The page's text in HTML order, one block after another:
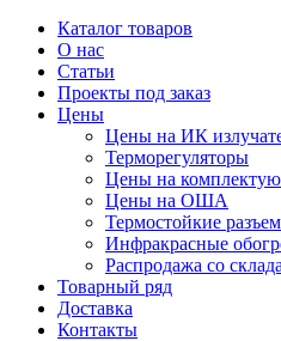
Каталог товаров
О нас
Статьи
Проекты под заказ
Цены
Цены на ИК
Терморегуляторы
Цены на
Цены на ОША
Термостойкие
Инфракрасные
Распродажа со склада
Товарный ряд
Доставка
Контакты